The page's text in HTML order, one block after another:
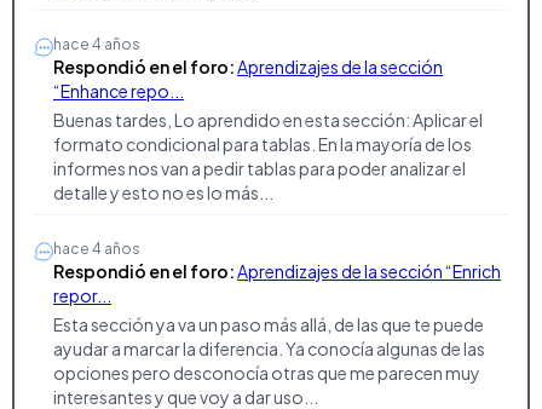
hace 4 años
Respondió en el foro: Aprendizajes de la sección
“Enhance repo...
Buenas tardes, Lo aprendido en esta sección: Aplicar el
formato condicional para tablas. En la mayoría de los
informes nos van a pedir tablas para poder analizar el
detalle y esto no es lo más...
hace 4 años
Respondió en el foro: Aprendizajes de la sección “Enrich
repor...
Esta sección ya va un paso más allá, de las que te puede
ayudar a marcar la diferencia. Ya conocía algunas de las
opciones pero desconocía otras que me parecen muy
interesantes y que voy a dar uso...